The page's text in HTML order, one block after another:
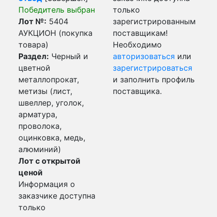
Победитель выбран
Лот №: 5404
АУКЦИОН (покупка
товара)
Раздел: Черный и
цветной
металлопрокат,
метизы (лист,
швеллер, уголок,
арматура,
проволока,
оцинковка, медь,
алюминий)
Лот с открытой
ценой
Информация о
заказчике доступна
только
только
зарегистрированным
поставщикам!
Необходимо
авторизоваться или
зарегистрироваться
и заполнить профиль
поставщика.